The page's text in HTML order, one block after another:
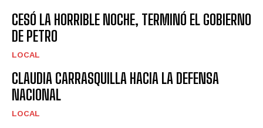
CESÓ LA HORRIBLE NOCHE, TERMINÓ EL GOBIERNO
DE PETRO
LOCAL
CLAUDIA CARRASQUILLA HACIA LA DEFENSA
NACIONAL
LOCAL